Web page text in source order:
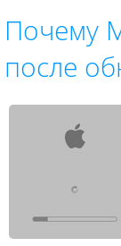
Почему
после